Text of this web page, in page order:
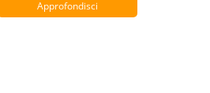
Approfondisci